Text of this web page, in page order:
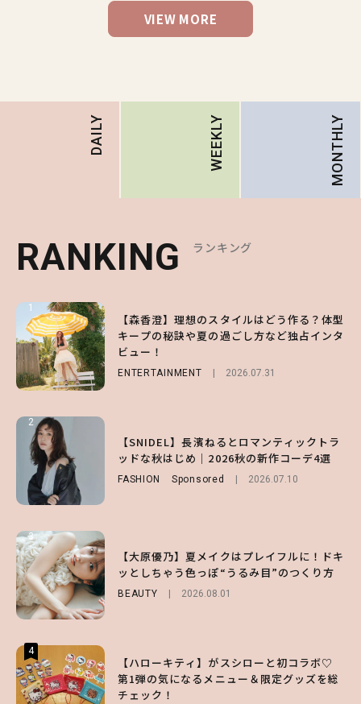
VIEW MORE
DAILY WEEKLY MONTHLY
RANKING ランキング
1
【森香澄】理想のスタイルはどう作る？体型
キープの秘訣や夏の過ごし方など独占インタ
ビュー！
ENTERTAINMENT 2026.07.31
2
【SNIDEL】長濱ねるとロマンティックトラ
ッドな秋はじめ｜2026秋の新作コーデ4選
FASHION Sponsored 2026.07.10
3
【大原優乃】夏メイクはプレイフルに！ドキ
ッとしちゃう色っぽ“うるみ目”のつくり方
BEAUTY 2026.08.01
4
【ハローキティ】がスシローと初コラボ♡
第1弾の気になるメニュー＆限定グッズを総
チェック！
RANKING ランキング
1
【ハローキティ】がスシローと初コラボ♡
第1弾の気になるメニュー＆限定グッズを総
チェック！
LIFESTYLE 2026.07.31
2
【大原優乃】夏メイクはプレイフルに！ドキ
ッとしちゃう色っぽ“うるみ目”のつくり方
BEAUTY 2026.08.01
3
【スタバ】約160通りのカスタマイズができ
る⁉ 39店舗限定『My フルーツ³ フラペチー
ノ®』を徹底レポ♡
4
【齋藤飛鳥】人生初のロブに！「意外としっ
くりくるし、すごく新鮮で心地いい」ヘアカ
ットの様子を独占でお届け♡
RANKING ランキング
1
【SNIDEL】長濱ねるとロマンティックトラ
ッドな秋はじめ｜2026秋の新作コーデ4選
2
【付録】総柄ハローキティが可愛すぎ♡ 紀
ノ国屋コラボの“優秀保冷バッグ”は夏の強
い味方！【オトナミューズ9月号増刊】
3
【谷まりあ】夏は“シアースカート”でさり
げなく肌見せ！透け感のニュアンスを楽しめ
るマストハブアイテム4選
4
【夏ヘアのくずれ・うねりに】ヘアメイク夢
月直伝♡ ドライシャンプー「バティスト」
を使ったプロ級スタイリング3選